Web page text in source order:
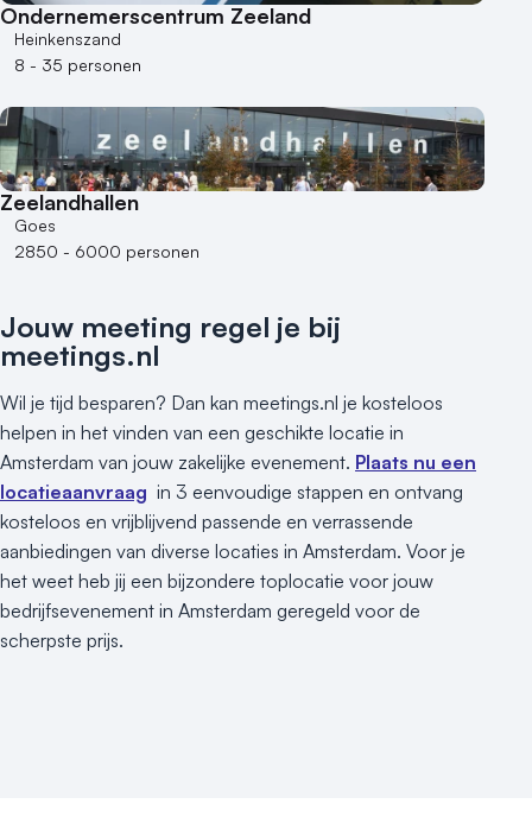
Bijzondere locaties
Buitenlocatie
Duurzame locatie
Groene locatie
Heisessie
Hotel
Hybride events
Industriële locatie
Kleine / intieme locatie
Locaties aan zee
Museum
Theater
Varende locatie
Ondernemerscentrum Zeeland
Heinkenszand
8 - 35 personen
Zeelandhallen
Goes
2850 - 6000 personen
Jouw meeting regel je bij
meetings.nl
Wil je tijd besparen? Dan kan meetings.nl je kosteloos
helpen in het vinden van een geschikte locatie in
Amsterdam van jouw zakelijke evenement. Plaats nu een
locatieaanvraag in 3 eenvoudige stappen en ontvang
kosteloos en vrijblijvend passende en verrassende
aanbiedingen van diverse locaties in Amsterdam. Voor je
het weet heb jij een bijzondere toplocatie voor jouw
bedrijfsevenement in Amsterdam geregeld voor de
scherpste prijs.